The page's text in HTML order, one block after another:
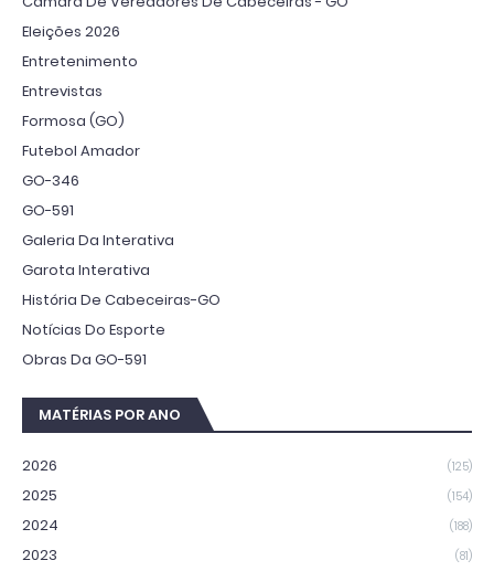
Eleições 2026
Entretenimento
Entrevistas
Formosa (GO)
Futebol Amador
GO-346
GO-591
Galeria Da Interativa
Garota Interativa
História De Cabeceiras-GO
Notícias Do Esporte
Obras Da GO-591
MATÉRIAS POR ANO
2026 (125)
2025 (154)
2024 (188)
2023 (81)